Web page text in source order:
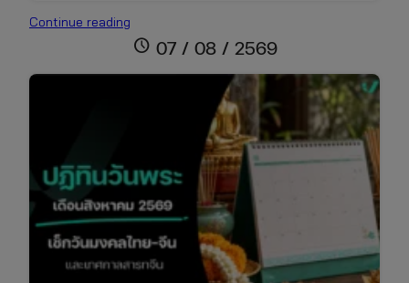
Continue reading
ปฏิทิน
วัน
หยุด
ยาว
เตรียม
ตัว
schedule 07 / 08 / 2569